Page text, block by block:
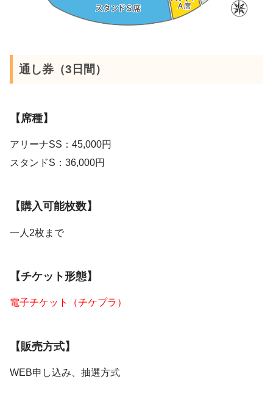
通し券（3日間）
【席種】
アリーナSS：45,000円
スタンドS：36,000円
【購入可能枚数】
一人2枚まで
【チケット形態】
電子チケット（チケプラ）
【販売方式】
WEB申し込み、抽選方式